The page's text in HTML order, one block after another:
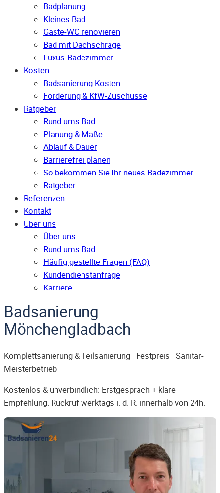
Badplanung
Kleines Bad
Gäste-WC renovieren
Bad mit Dachschräge
Luxus-Badezimmer
Kosten
Badsanierung Kosten
Förderung & KfW-Zuschüsse
Ratgeber
Rund ums Bad
Planung & Maße
Ablauf & Dauer
Barrierefrei planen
So bekommen Sie Ihr neues Badezimmer
Ratgeber
Referenzen
Kontakt
Über uns
Über uns
Rund ums Bad
Häufig gestellte Fragen (FAQ)
Kunden­dienst­anfrage
Karriere
Badsanierung
Mönchengladbach
Komplettsanierung & Teilsanierung · Festpreis · Sanitär-
Meisterbetrieb
Kostenlos & unverbindlich: Erstgespräch + klare
Empfehlung. Rückruf werktags i. d. R. innerhalb von 24h.